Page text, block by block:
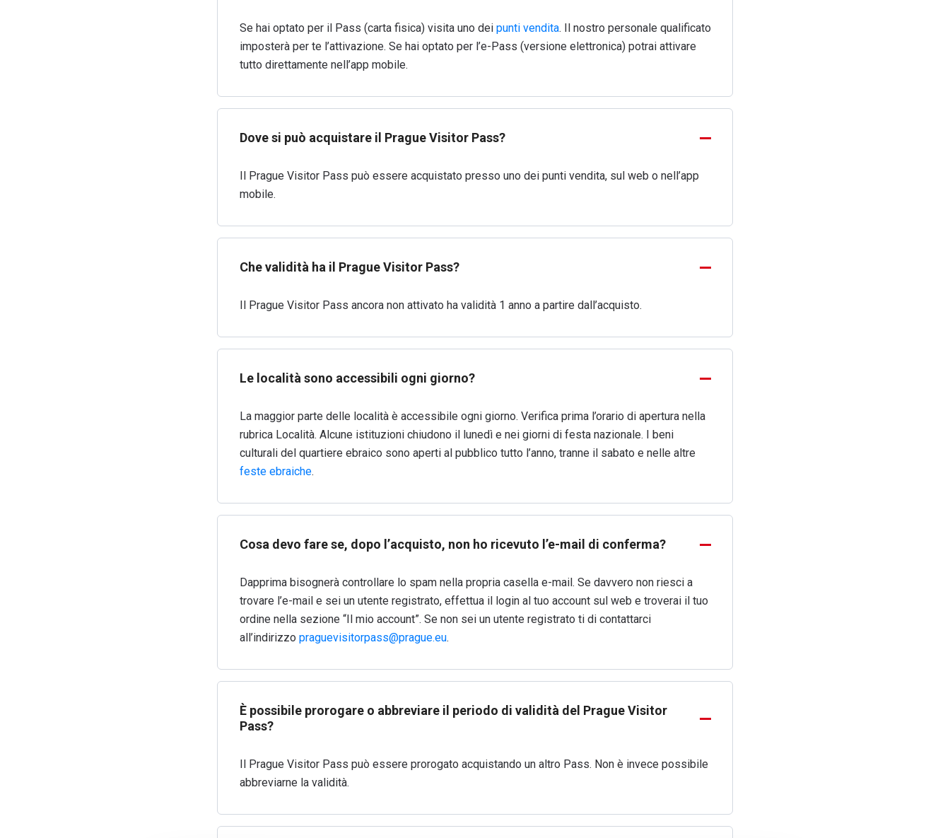
Se hai optato per il Pass (carta fisica) visita uno dei punti vendita. Il nostro personale qualificato
imposterà per te l’attivazione. Se hai optato per l’e-Pass (versione elettronica) potrai attivare
tutto direttamente nell’app mobile.
Dove si può acquistare il Prague Visitor Pass?
Il Prague Visitor Pass può essere acquistato presso uno dei punti vendita, sul web o nell’app
mobile.
Che validità ha il Prague Visitor Pass?
Il Prague Visitor Pass ancora non attivato ha validità 1 anno a partire dall’acquisto.
Le località sono accessibili ogni giorno?
La maggior parte delle località è accessibile ogni giorno. Verifica prima l’orario di apertura nella
rubrica Località. Alcune istituzioni chiudono il lunedì e nei giorni di festa nazionale. I beni
culturali del quartiere ebraico sono aperti al pubblico tutto l’anno, tranne il sabato e nelle altre
feste ebraiche.
Cosa devo fare se, dopo l’acquisto, non ho ricevuto l’e-mail di conferma?
Dapprima bisognerà controllare lo spam nella propria casella e-mail. Se davvero non riesci a
trovare l’e-mail e sei un utente registrato, effettua il login al tuo account sul web e troverai il tuo
ordine nella sezione “Il mio account”. Se non sei un utente registrato ti di contattarci
all’indirizzo praguevisitorpass@prague.eu.
È possibile prorogare o abbreviare il periodo di validità del Prague Visitor
Pass?
Il Prague Visitor Pass può essere prorogato acquistando un altro Pass. Non è invece possibile
abbreviarne la validità.